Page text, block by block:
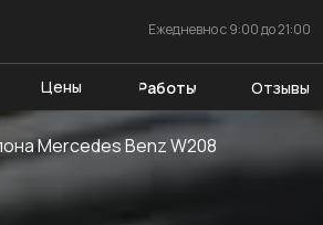
Цены Отзывы
Работы
Ежедневно c 9:00 до 21:00
Mercedes Benz W208